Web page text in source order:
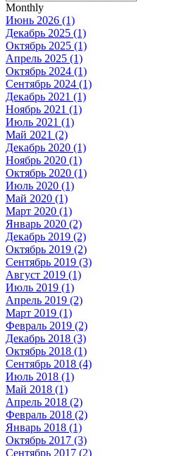
Monthly
Июнь 2026 (1)
Декабрь 2025 (1)
Октябрь 2025 (1)
Апрель 2025 (1)
Октябрь 2024 (1)
Сентябрь 2024 (1)
Декабрь 2021 (1)
Ноябрь 2021 (1)
Июль 2021 (1)
Май 2021 (2)
Декабрь 2020 (1)
Ноябрь 2020 (1)
Октябрь 2020 (1)
Июль 2020 (1)
Май 2020 (1)
Март 2020 (1)
Январь 2020 (2)
Декабрь 2019 (2)
Октябрь 2019 (2)
Сентябрь 2019 (3)
Август 2019 (1)
Июль 2019 (1)
Апрель 2019 (2)
Март 2019 (1)
Февраль 2019 (2)
Декабрь 2018 (3)
Октябрь 2018 (1)
Сентябрь 2018 (4)
Июль 2018 (1)
Май 2018 (1)
Апрель 2018 (2)
Февраль 2018 (2)
Январь 2018 (1)
Октябрь 2017 (3)
Сентябрь 2017 (2)